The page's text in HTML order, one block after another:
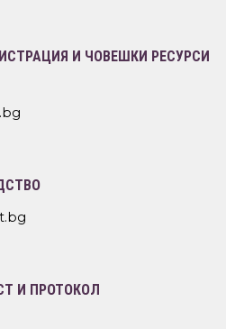
И ЧОВЕШКИ РЕСУРСИ
И ПРОТОКОЛ